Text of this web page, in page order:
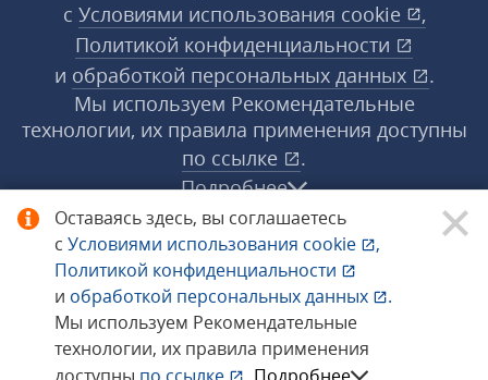
Оставаясь здесь, вы соглашаетесь
с Условиями использования cookie
,
Политикой конфиденциальности
и обработкой персональных данных
.
Мы используем Рекомендательные
технологии, их правила применения
с Условиями использования cookie
,
Политикой конфиденциальности
и обработкой персональных данных
.
Мы используем Рекомендательные
технологии, их правила применения доступны
по ссылке
.
Подробнее
© 1998−2026 «1С‑Рарус» ®. Все права
защищены.
Сообщить об ошибке